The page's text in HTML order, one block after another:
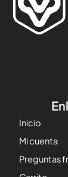
Inicio
Mi cuenta
Preguntas